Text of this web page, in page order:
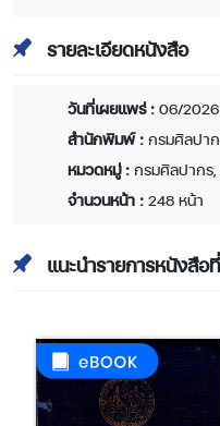
รายละเอียดหนังสือ
วันที่เผยแพร่ : 06/2026
สำนักพิมพ์ : กรมศิลปา
หมวดหมู่ : กรมศิลปากร
จำนวนหน้า : 248 หน้า
แนะนำรายการหนังสือ